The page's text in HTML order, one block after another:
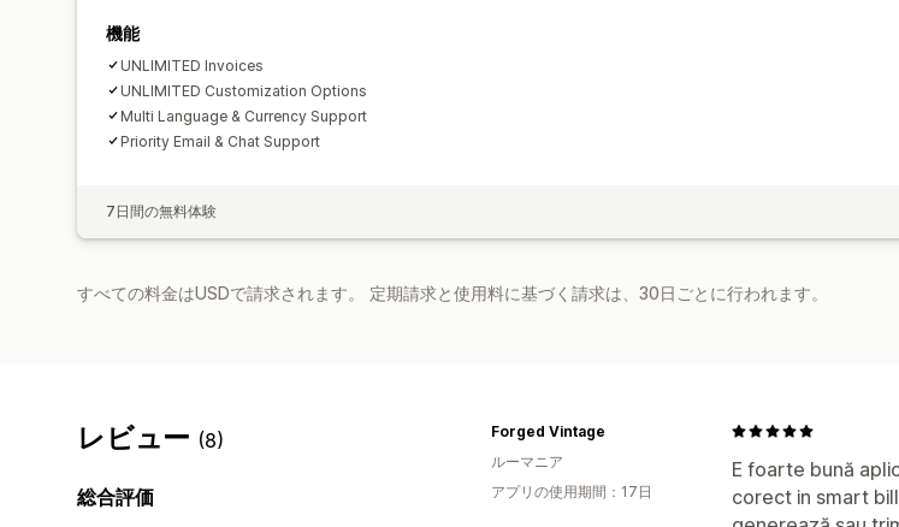
機能
UNLIMITED Invoices
UNLIMITED Customization Options
Multi Language & Currency Support
Priority Email & Chat Support
7日間の無料体験
すべての料金はUSDで請求されます。 定期請求と使用料に基づく請求は、30日ごとに行われます。
レビュー (8)
総合評価
E foarte bună
corect in smart
Forged Vintage
ルーマニア
アプリの使用期間：17日